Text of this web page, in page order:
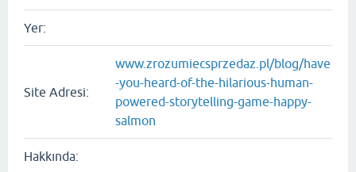
Yer:
Site Adresi:
www.zrozumiecsprzedaz.pl/blog/have
-you-heard-of-the-hilarious-human-
powered-storytelling-game-happy-
salmon
Hakkında: